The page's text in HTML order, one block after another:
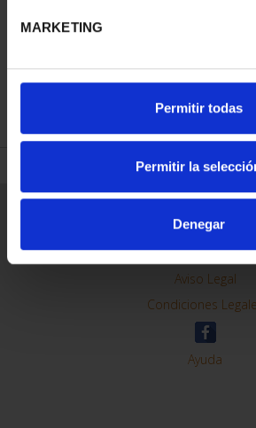
MARKETING
Permitir todas
Permitir la
Denegar
REFINAR
Contacto
Preguntas Frequentes
Aviso Legal
Condiciones
Ayuda